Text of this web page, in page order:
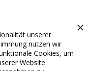
unserer
nutzen wir
Cookies, um
Website